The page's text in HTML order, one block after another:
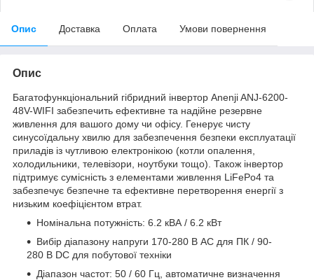
Опис Доставка Оплата Умови повернення
Опис
Багатофункціональний гібридний інвертор Anenji ANJ-6200-
48V-WIFI забезпечить ефективне та надійне резервне
живлення для вашого дому чи офісу. Генерує чисту
синусоїдальну хвилю для забезпечення безпеки експлуатації
приладів із чутливою електронікою (котли опалення,
холодильники, телевізори, ноутбуки тощо). Також інвертор
підтримує сумісність з елементами живлення LiFePo4 та
забезпечує безпечне та ефективне перетворення енергії з
низьким коефіцієнтом втрат.
Номінальна потужність: 6.2 кВА / 6.2 кВт
Вибір діапазону напруги 170-280 В AC для ПК / 90-
280 В DC для побутової техніки
Діапазон частот: 50 / 60 Гц, автоматичне визначення